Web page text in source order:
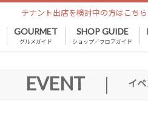
テナント出店を検討中の方はこちら
GOURMET
グルメガイド
SHOP GUIDE
ショップ／フロアガイド
EVENT | イ